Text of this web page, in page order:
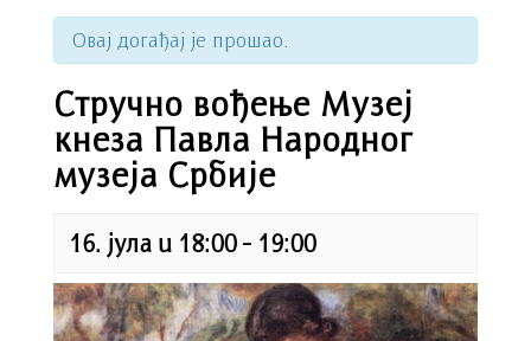
Овај догађај је прошао.
Стручно вођење Музеј
кнеза Павла Народног
музеја Србије
16. јула u 18:00- 19:00